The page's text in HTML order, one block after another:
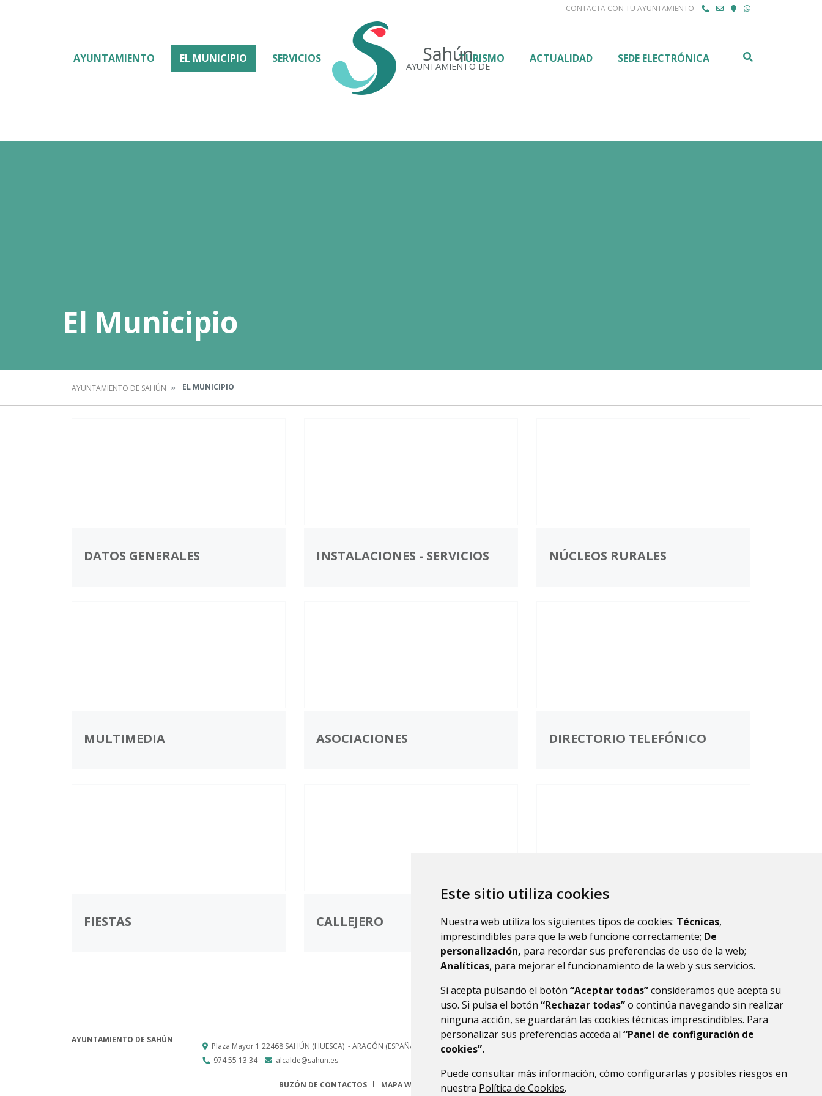
Este sitio utiliza cookies
Nuestra web utiliza los siguientes tipos de cookies: Técnicas,
imprescindibles para que la web funcione correctamente; De
personalización, para recordar sus preferencias de uso de la web;
Analíticas, para mejorar el funcionamiento de la web y sus servicios.
Si acepta pulsando el botón “Aceptar todas”consideramos que acepta su
uso. Si pulsa el botón “Rechazar todas”o continúa navegando sin realizar
ninguna acción, se guardarán las cookies técnicas imprescindibles. Para
personalizar sus preferencias acceda al “Panel de configuración de
cookies”.
Puede consultar más información, cómo configurarlas y posibles riesgos en
nuestra Política de Cookies.
CONTACTA CON TU AYUNTAMIENTO
Sahún
AYUNTAMIENTO DE
AYUNTAMIENTO EL MUNICIPIO SERVICIOS TURISMO ACTUALIDAD SEDE ELECTRÓNICA
El Municipio
AYUNTAMIENTO DE SAHÚN EL MUNICIPIO
DATOS GENERALES INSTALACIONES - SERVICIOS NÚCLEOS RURALES
MULTIMEDIA ASOCIACIONES DIRECTORIO TELEFÓNICO
FIESTAS CALLEJERO EL TIEMPO
AYUNTAMIENTO DE SAHÚN
Plaza Mayor 1 22468 SAHÚN (HUESCA) - ARAGÓN (ESPAÑA)
974 55 13 34
alcalde@sahun.es
BUZÓN DE CONTACTOS MAPA WEB AVISO LEGAL PROTECCIÓN DE DATOS